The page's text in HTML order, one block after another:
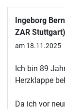
Ingeborg
ZAR Stuttgart)
am 18.11.2025
Ich bin 89
Herzklappe
Da ich vor